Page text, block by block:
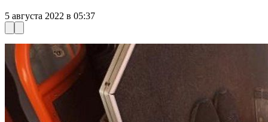
5 августа 2022 в 05:37